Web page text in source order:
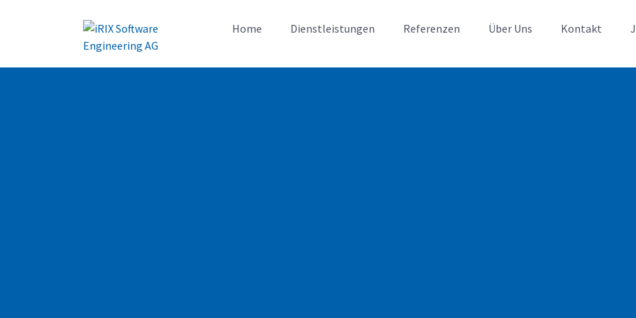
Home Dienstleistungen Referenzen Über Uns Kontakt